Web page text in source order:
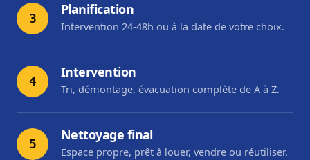
3
Planification
Intervention 24-48h ou à la date de votre choix.
4
Intervention
Tri, démontage, évacuation complète de A à Z.
5
Nettoyage final
Espace propre, prêt à louer, vendre ou réutiliser.